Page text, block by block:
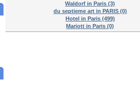
Waldorf in Paris (3)
du septieme art in PARIS (0)
Hotel in Paris (499)
Mariott in Paris (0)